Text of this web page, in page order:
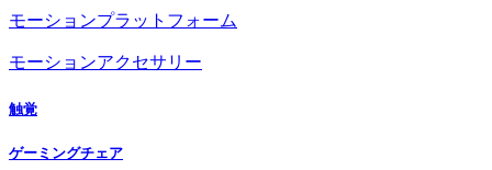
モーションプラットフォーム
モーションアクセサリー
触覚
ゲーミングチェア